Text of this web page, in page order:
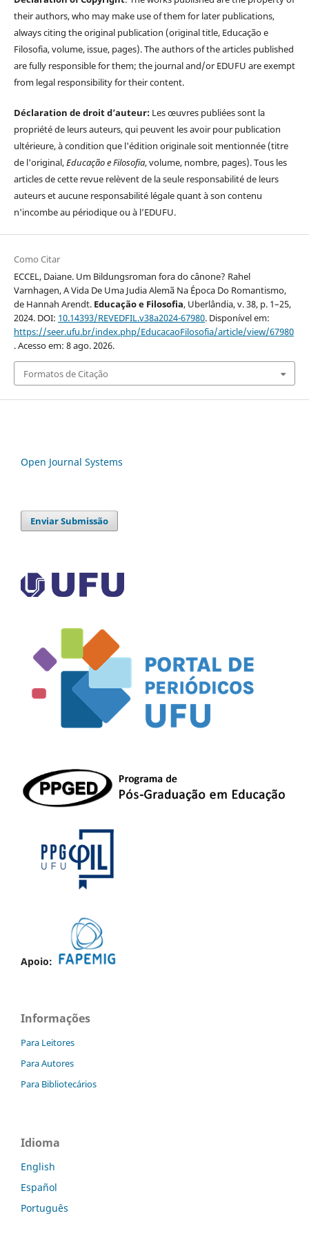
their authors, who may make use of them for later publications,
always citing the original publication (original title, Educação e
Filosofia, volume, issue, pages). The authors of the articles published
are fully responsible for them; the journal and/or EDUFU are exempt
from legal responsibility for their content.
Déclaration de droit d’auteur: Les œuvres publiées sont la
propriété de leurs auteurs, qui peuvent les avoir pour publication
ultérieure, à condition que l'édition originale soit mentionnée (titre
de l'original,Educação e Filosofia, volume, nombre, pages). Tous les
articles de cette revue relèvent de la seule responsabilité de leurs
auteurs et aucune responsabilité légale quant à son contenu
n'incombe au périodique ou à l’EDUFU.
Como Citar
ECCEL, Daiane. Um Bildungsroman fora do cânone? Rahel
Varnhagen, A Vida De Uma Judia Alemã Na Época Do Romantismo,
de Hannah Arendt. Educação e Filosofia, Uberlândia, v. 38, p. 1–25,
2024. DOI: 10.14393/REVEDFIL.v38a2024-67980. Disponível em:
https://seer.ufu.br/index.php/EducacaoFilosofia/article/view/67980
. Acesso em: 8 ago. 2026.
Formatos de Citação
Open Journal Systems
Enviar Submissão
Apoio:
Informações
Para Leitores
Para Autores
Para Bibliotecários
Idioma
English
Español
Português